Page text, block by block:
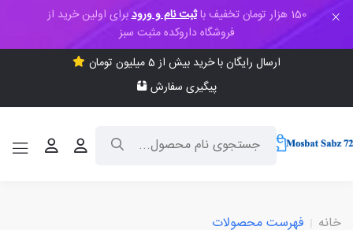
150 هزار تومان تخفیف با ثبت نام و ورودبرای اولین خرید از
فروشگاه داروکده مثبت سبز
ارسال رایگان با خرید بیش از 5 میلیون تومان
پیگیری سفارش
خانه فهرست محصولات